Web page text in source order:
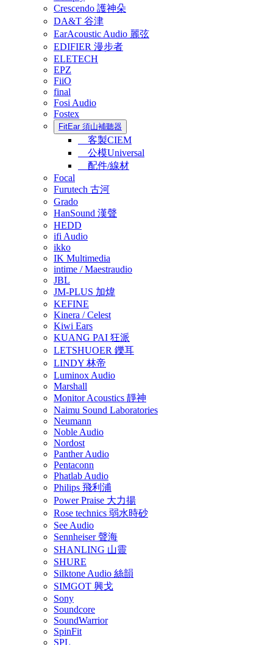
Crescendo 護神朵
DA&T 谷津
EarAcoustic Audio 麗弦
EDIFIER 漫步者
ELETECH
EPZ
FiiO
final
Fosi Audio
Fostex
FitEar 須山補聽器
客製CIEM
公模Universal
配件/線材
Focal
Furutech 古河
Grado
HanSound 漢聲
HEDD
ifi Audio
ikko
IK Multimedia
intime / Maestraudio
JBL
JM-PLUS 加煒
KEFINE
Kinera / Celest
Kiwi Ears
KUANG PAI 狂派
LETSHUOER 鑠耳
LINDY 林帝
Luminox Audio
Marshall
Monitor Acoustics 靜神
Naimu Sound Laboratories
Neumann
Noble Audio
Nordost
Panther Audio
Pentaconn
Phatlab Audio
Philips 飛利浦
Power Praise 大力揚
Rose technics 弱水時砂
See Audio
Sennheiser 聲海
SHANLING 山靈
SHURE
Silktone Audio 絲韻
SIMGOT 興戈
Sony
Soundcore
SoundWarrior
SpinFit
SPL